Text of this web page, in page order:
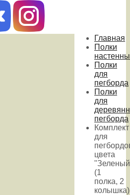
Главная
Полки
Полки
для
пегборда
Полки
для
пегборда
Комплект
для
цвета
(1
полка, 2
колышка)